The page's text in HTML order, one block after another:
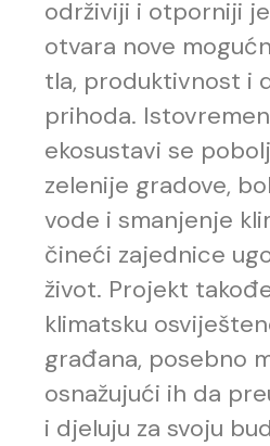
održiviji i otporniji
otvara nove
tla, produktivnost i
prihoda.
ekosustavi se
zelenije gradove,
vode i smanjenje
čineći zajednice
život. Projekt
klimatsku
građana, posebno
osnažujući ih da
i djeluju za svoju